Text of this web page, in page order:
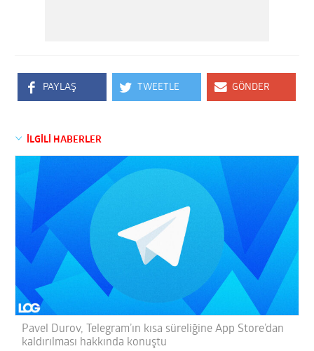
PAYLAŞ TWEETLE GÖNDER
İLGİLİ HABERLER
Pavel Durov, Telegram’ın kısa süreliğine App Store’dan
kaldırılması hakkında konuştu